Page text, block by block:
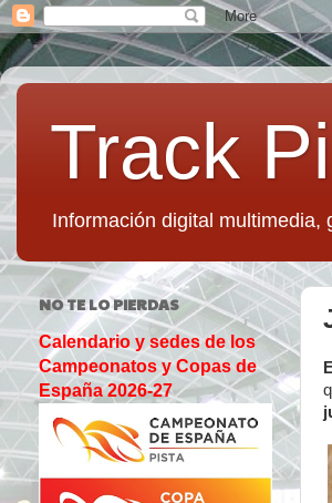
Track
Información digital multimedia,
NO TE LO PIERDAS
Calendario y sedes de los
Campeonatos y Copas de
España 2026-27